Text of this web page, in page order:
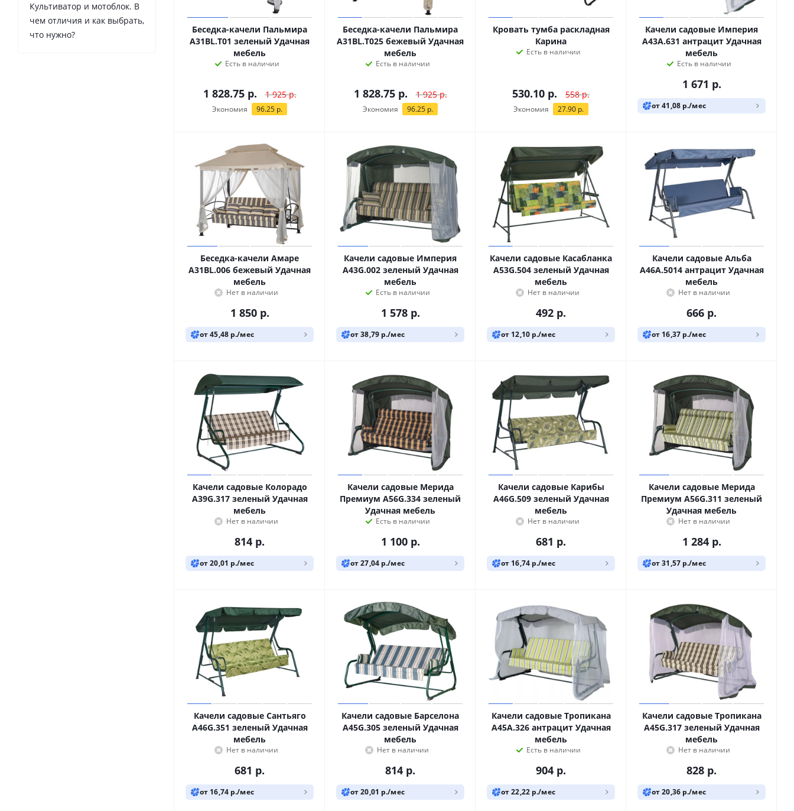
Беседка-качели Пальмира
A31BL.T01 зеленый Удачная
мебель
Есть в наличии
1 828.75р. 1 925р.
Экономия 96.25 р.
Беседка-качели Пальмира
A31BL.T025 бежевый Удачная
мебель
Есть в наличии
1 828.75р. 1 925р.
Экономия 96.25 р.
Кровать тумба раскладная
Карина
Есть в наличии
530.10 р. 558р.
Экономия 27.90 р.
Качели садовые Империя
A43A.631 антрацит Удачная
мебель
Есть в наличии
1 671 р.
от 41,08 р./мес
Беседка-качели Амаре
A31BL.006 бежевый Удачная
мебель
Нет в наличии
1 850р.
от 45,48 р./мес
Качели садовые Империя
A43G.002 зеленый Удачная
мебель
Есть в наличии
1 578р.
от 38,79 р./мес
Качели садовые Касабланка
A53G.504 зеленый Удачная
мебель
Нет в наличии
492 р.
от 12,10 р./мес
Качели садовые Альба
A46A.5014 антрацит Удачная
мебель
Нет в наличии
666 р.
от 16,37 р./мес
Качели садовые Колорадо
A39G.317 зеленый Удачная
мебель
Нет в наличии
814 р.
от 20,01 р./мес
Качели садовые Мерида
Премиум A56G.334 зеленый
Удачная мебель
Есть в наличии
1 100р.
от 27,04 р./мес
Качели садовые Карибы
A46G.509 зеленый Удачная
мебель
Нет в наличии
681 р.
от 16,74 р./мес
Качели садовые Мерида
Премиум A56G.311 зеленый
Удачная мебель
Нет в наличии
1 284р.
от 31,57 р./мес
Качели садовые Сантьяго
A46G.351 зеленый Удачная
мебель
Нет в наличии
681 р.
от 16,74 р./мес
Качели садовые Барселона
A45G.305 зеленый Удачная
мебель
Нет в наличии
814 р.
от 20,01 р./мес
Качели садовые Тропикана
A45А.326 антрацит Удачная
мебель
Есть в наличии
904 р.
от 22,22 р./мес
Качели садовые Тропикана
A45G.317 зеленый Удачная
мебель
Нет в наличии
828 р.
от 20,36 р./мес
Культиватор и мотоблок. В
чем отличия и как выбрать,
что нужно?